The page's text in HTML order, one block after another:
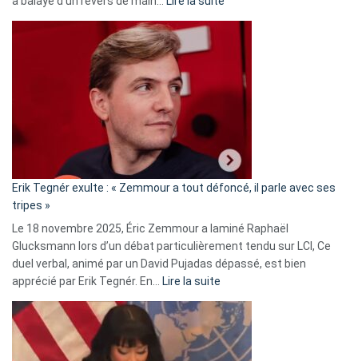
Martine
Vassal
d’alliance
secrète
«
C’est
fake
news
»
Erik Tegnér exulte : « Zemmour a tout défoncé, il parle avec ses
tripes »
Le 18 novembre 2025, Éric Zemmour a laminé Raphaël
Glucksmann lors d’un débat particulièrement tendu sur LCI, Ce
duel verbal, animé par un David Pujadas dépassé, est bien
apprécié par Erik Tegnér. En… Lire la suite
Erik
Tegnér
exulte
: